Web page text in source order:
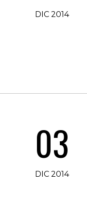
DIC 2014
03
DIC 2014